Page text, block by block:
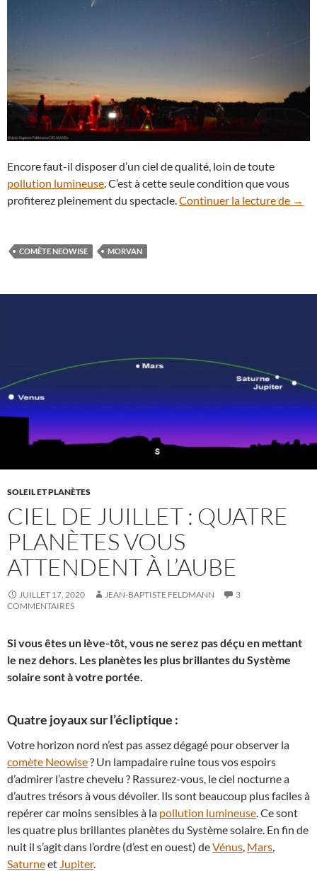
Encore faut-il disposer d’un ciel de qualité, loin de toute
pollution lumineuse . C’est à cette seule condition que vous
profiterez pleinement du spectacle. Continuer la lecture de La
→
COMÈTE NEOWISE MORVAN
SOLEIL ET PLANÈTES
CIEL DE JUILLET : QUATRE
PLANÈTES VOUS
ATTENDENT À L’AUBE
JUILLET 17, 2020 JEAN-BAPTISTE FELDMANN
3
COMMENTAIRES
Si vous êtes un lève-tôt, vous ne serez pas déçu en mettant
le nez dehors. Les planètes les plus brillantes du Système
solaire sont à votre portée.
Quatre joyaux sur l’écliptique :
Votre horizon nord n’est pas assez dégagé pour observer la
comète Neowise? Un lampadaire ruine tous vos espoirs
d’admirer l’astre chevelu ? Rassurez-vous, le ciel nocturne a
d’autres trésors à vous dévoiler. Ils sont beaucoup plus faciles à
repérer car moins sensibles à la pollution lumineuse . Ce sont
les quatre plus brillantes planètes du Système solaire. En fin de
nuit il s’agit dans l’ordre (d’est en ouest) deVénus Mars
Saturneet Jupiter.